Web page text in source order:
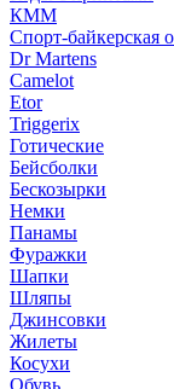
КММ
Спорт-байкерская
Dr Martens
Camelot
Etor
Triggerix
Готические
Бейсболки
Бескозырки
Немки
Панамы
Фуражки
Шапки
Шляпы
Джинсовки
Жилеты
Косухи
Обувь